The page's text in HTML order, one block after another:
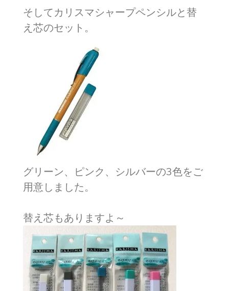
そしてカリスマシャープペンシルと替
え芯のセット。
グリーン、ピンク、シルバーの3色をご
用意しました。
替え芯もありますよ～